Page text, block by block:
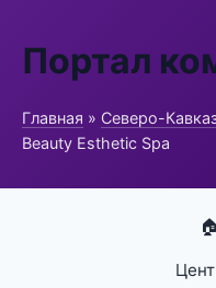
Портал
Главная » Северо-
Beauty Esthetic Spa